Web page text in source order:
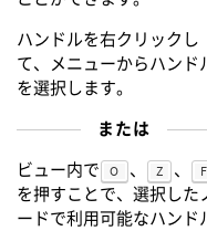
ハンドルを右クリックし
て、メニューからハンド
を選択します。
または
ビュー内で
O 、 Z 、 F
を押すことで、選択した
ードで利用可能なハンド